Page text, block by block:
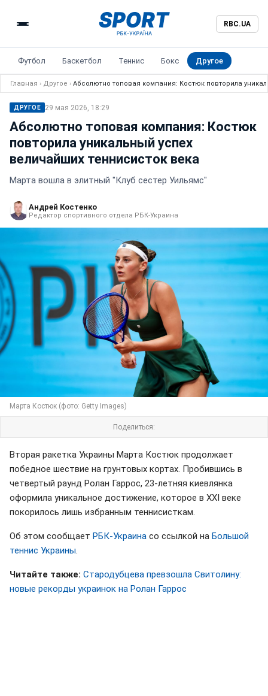
RBC.UA
Футбол Баскетбол Теннис Бокс Другое
Главная › Другое › Абсолютно топовая компания: Костюк повторила
ДРУГОЕ 29 мая 2026, 18:29
Абсолютно топовая компания: Костюк
повторила уникальный успех
величайших теннисисток века
Марта вошла в элитный "Клуб сестер Уильямс"
Андрей Костенко
Редактор спортивного отдела РБК-Украина
Марта Костюк (фото: Getty Images)
Поделиться:
Вторая ракетка Украины Марта Костюк продолжает
победное шествие на грунтовых кортах. Пробившись в
четвертый раунд Ролан Гаррос, 23-летняя киевлянка
оформила уникальное достижение, которое в XXI веке
покорилось лишь избранным теннисисткам.
Об этом сообщает РБК-Украина со ссылкой на Большой
теннис Украины
Читайте также: Стародубцева превзошла Свитолину:
новые рекорды украинок на Ролан Гаррос